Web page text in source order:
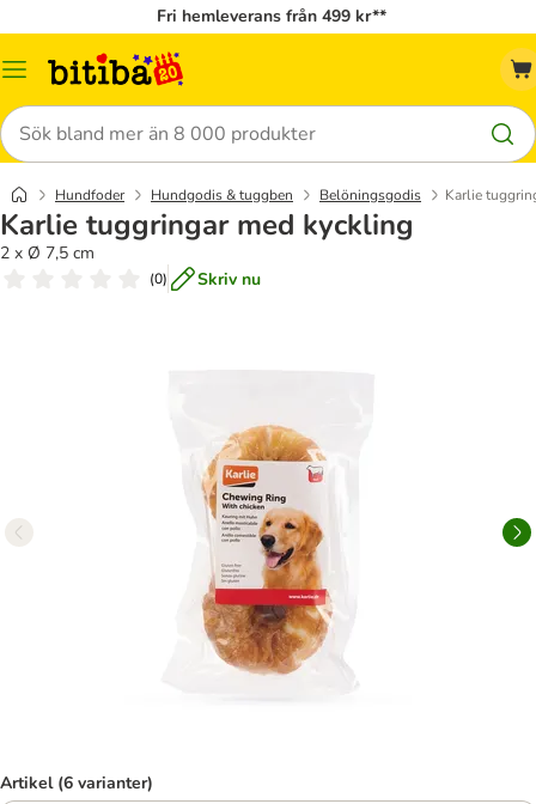
Fri hemleverans från 499 kr**
Meny
Sök
Hundfoder Hundgodis & tuggben Belöningsgodis Karlie
Karlie tuggringar med kyckling
2 x Ø 7,5 cm
(0) Skriv nu
Artikel (6 varianter)